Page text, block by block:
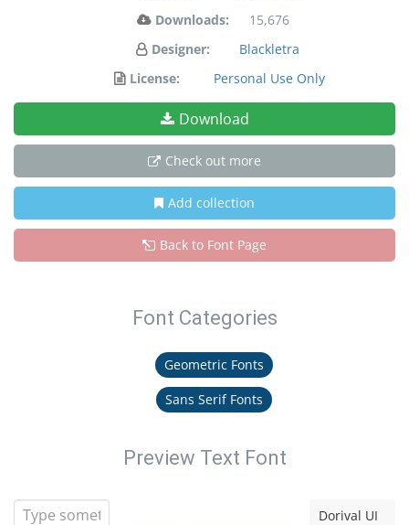
Downloads:
15,676
Designer:
Blackletra
License:
Personal Use Only
Download
Check out more
Add collection
Back to Font Page
Font Categories
Geometric Fonts
Sans Serif Fonts
Preview Text Font
Dorival UI